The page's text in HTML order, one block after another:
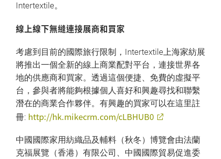
Intertextile。
線上線下無縫連接展商和買家
考慮到目前的國際旅行限制，Intertextile上海家紡展
將推出一個全新的線上商業配對平台，連接世界各
地的供應商和買家。透過這個便捷、免費的虛擬平
台，參與者將能夠根據個人喜好和興趣尋找和聯繫
潛在的商業合作夥伴。有興趣的買家可以在這里註
冊: http://hk.mikecrm.com/cLBHUB0
中國國際家用紡織品及輔料（秋冬）博覽會由法蘭
克福展覽（香港）有限公司、中國國際貿易促進委